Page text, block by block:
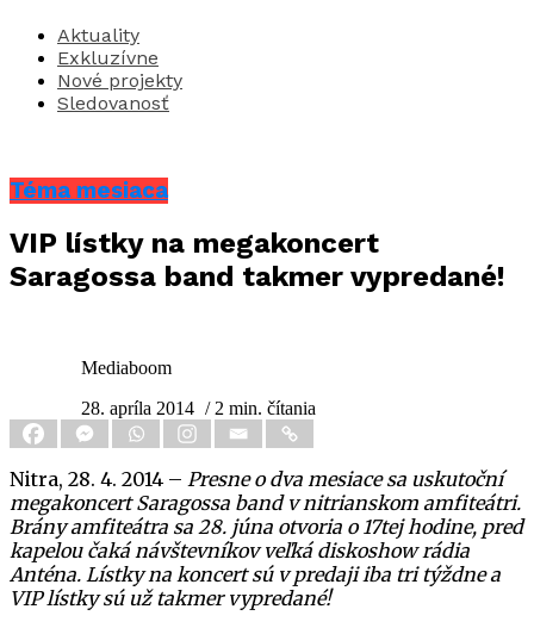
Aktuality
Exkluzívne
Nové projekty
Sledovanosť
Téma mesiaca
VIP lístky na megakoncert
Saragossa band takmer vypredané!
Mediaboom
28. apríla 2014 / 2 min. čítania
Nitra, 28. 4. 2014 – Presne o dva mesiace sa uskutoční
megakoncert Saragossa band v nitrianskom amfiteátri.
Brány amfiteátra sa 28. júna otvoria o 17tej hodine, pred
kapelou čaká návštevníkov veľká diskoshow rádia
Anténa. Lístky na koncert sú v predaji iba tri týždne a
VIP lístky sú už takmer vypredané!